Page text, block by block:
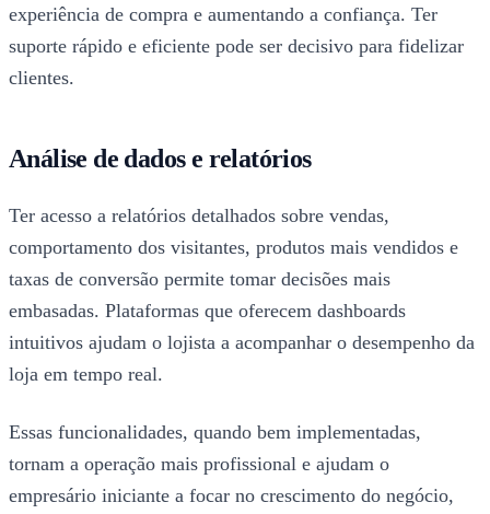
experiência de compra e aumentando a confiança. Ter
suporte rápido e eficiente pode ser decisivo para fidelizar
clientes.
Análise de dados e relatórios
Ter acesso a relatórios detalhados sobre vendas,
comportamento dos visitantes, produtos mais vendidos e
taxas de conversão permite tomar decisões mais
embasadas. Plataformas que oferecem dashboards
intuitivos ajudam o lojista a acompanhar o desempenho da
loja em tempo real.
Essas funcionalidades, quando bem implementadas,
tornam a operação mais profissional e ajudam o
empresário iniciante a focar no crescimento do negócio,